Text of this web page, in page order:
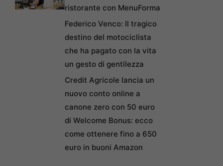
ristorante con MenuForma
Federico Venco: Il tragico
destino del motociclista
che ha pagato con la vita
un gesto di gentilezza
Credit Agricole lancia un
nuovo conto online a
canone zero con 50 euro
di Welcome Bonus: ecco
come ottenere fino a 650
euro in buoni Amazon